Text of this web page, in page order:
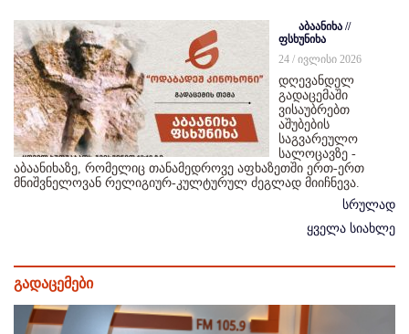
აბაანიხა //
ფსხუნიხა
24 / ივლისი 2026
დღევანდელ
გადაცემაში
ვისაუბრებთ
აშუბების
საგვარეულო
სალოცავზე -
აბაანიხაზე, რომელიც თანამედროვე აფხაზეთში ერთ-ერთ
მნიშვნელოვან რელიგიურ-კულტურულ ძეგლად მიიჩნევა.
სრულად
ყველა სიახლე
გადაცემები